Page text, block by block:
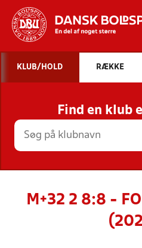
STILLINGER,
KLUB/HOLD RÆKKE
Find en klub
M+32 2 8:8 -